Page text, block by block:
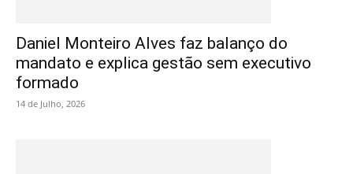
Daniel Monteiro Alves faz balanço do
mandato e explica gestão sem executivo
formado
14 de Julho, 2026